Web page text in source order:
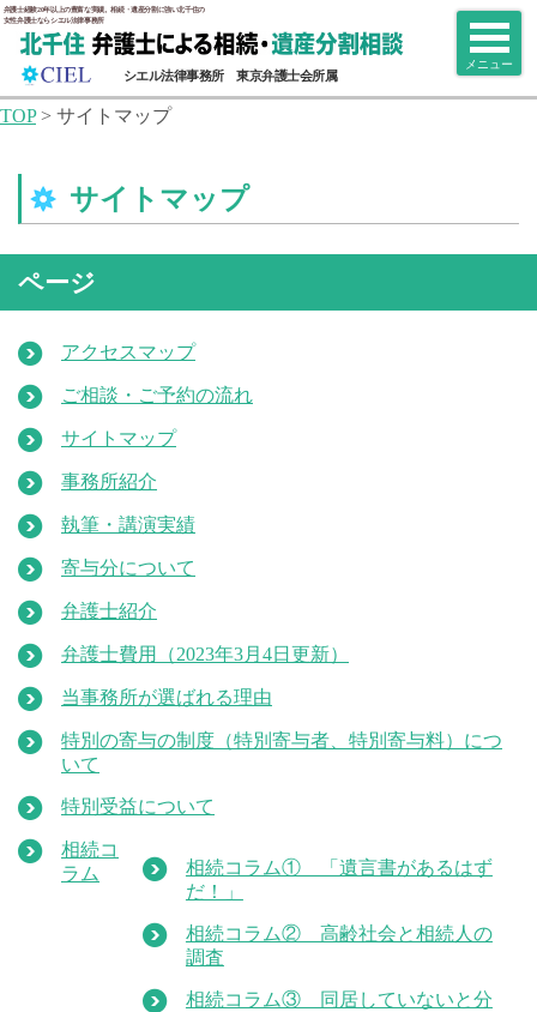
弁護士経験20年以上の豊富な実績。相続・遺産分割に強い北千住の
女性弁護士ならシエル法律事務所
シエル法律事務所 東京弁護士会所属
メニュー
TOP> サイトマップ
サイトマップ
ページ
アクセスマップ
ご相談・ご予約の流れ
サイトマップ
事務所紹介
執筆・講演実績
寄与分について
弁護士紹介
弁護士費用（2023年3月4日更新）
当事務所が選ばれる理由
特別の寄与の制度（特別寄与者、特別寄与料）につ
いて
特別受益について
相続コ
ラム
相続コラム① 「遺言書があるはず
だ！」
相続コラム② 高齢社会と相続人の
調査
相続コラム③ 同居していないと分